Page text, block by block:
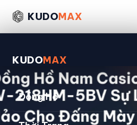
KUDOMAX
KUDOMAX
Đồng Hồ